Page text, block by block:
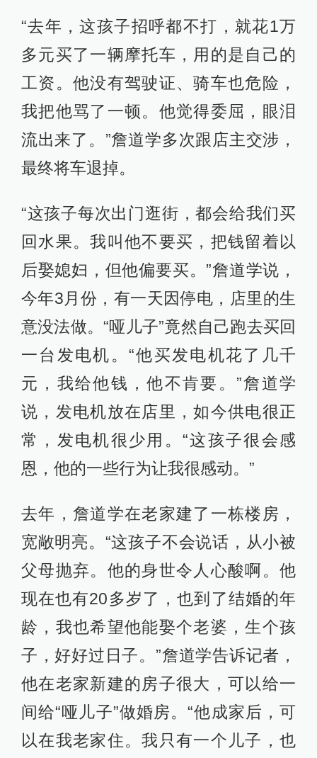
“去年，这孩子招呼都不打，就花1万
多元买了一辆摩托车，用的是自己的
工资。他没有驾驶证、骑车也危险，
我把他骂了一顿。他觉得委屈，眼泪
流出来了。”詹道学多次跟店主交涉，
最终将车退掉。
“这孩子每次出门逛街，都会给我们买
回水果。我叫他不要买，把钱留着以
后娶媳妇，但他偏要买。”詹道学说，
今年3月份，有一天因停电，店里的生
意没法做。“哑儿子”竟然自己跑去买回
一台发电机。“他买发电机花了几千
元，我给他钱，他不肯要。”詹道学
说，发电机放在店里，如今供电很正
常，发电机很少用。“这孩子很会感
恩，他的一些行为让我很感动。”
去年，詹道学在老家建了一栋楼房，
宽敞明亮。“这孩子不会说话，从小被
父母抛弃。他的身世令人心酸啊。他
现在也有20多岁了，也到了结婚的年
龄，我也希望他能娶个老婆，生个孩
子，好好过日子。”詹道学告诉记者，
他在老家新建的房子很大，可以给一
间给“哑儿子”做婚房。“他成家后，可
以在我老家住。我只有一个儿子，也